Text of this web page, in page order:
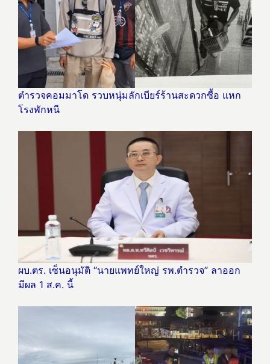
ตำรวจคอมมาโด รวบหนุ่มลักเบียร์ร้านสะดวกซื้อ แหก
โรงพักหนี
ผบ.ตร. เซ็นอนุมัติ “นายแพทย์ใหญ่ รพ.ตำรวจ” ลาออก
มีผล 1 ส.ค. นี้